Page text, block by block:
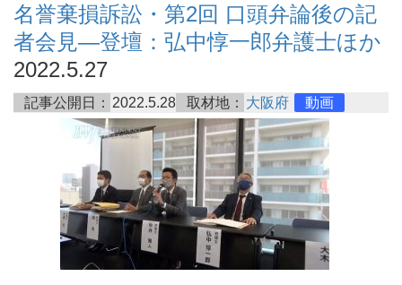
名誉棄損訴訟・第2回 口頭弁論後の記
者会見―登壇：弘中惇一郎弁護士ほか
2022.5.27
記事公開日： 2022.5.28 取材地： 大阪府 動画